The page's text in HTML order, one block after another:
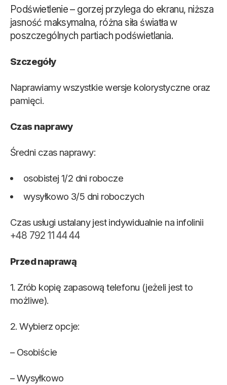
Podświetlenie – gorzej przylega do ekranu, niższa
jasność maksymalna, różna siła światła w
poszczególnych partiach podświetlania.
Szczegóły
Naprawiamy wszystkie wersje kolorystyczne oraz
pamięci.
Czas naprawy
Średni czas naprawy:
osobistej 1/2 dni robocze
wysyłkowo 3/5 dni roboczych
Czas usługi ustalany jest indywidualnie na infolinii
+48 792 11 44 44
Przed naprawą
1. Zrób kopię zapasową telefonu (jeżeli jest to
możliwe).
2. Wybierz opcje:
– Osobiście
– Wysyłkowo